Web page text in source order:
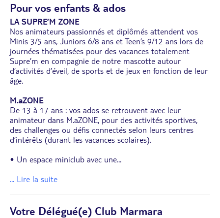
Pour vos enfants & ados
LA SUPRE’M ZONE
Nos animateurs passionnés et diplômés attendent vos
Minis 3/5 ans, Juniors 6/8 ans et Teen’s 9/12 ans lors de
journées thématisées pour des vacances totalement
Supre’m en compagnie de notre mascotte autour
d’activités d’éveil, de sports et de jeux en fonction de leur
âge.
M.aZONE
De 13 à 17 ans : vos ados se retrouvent avec leur
animateur dans M.aZONE, pour des activités sportives,
des challenges ou défis connectés selon leurs centres
d’intérêts (durant les vacances scolaires).
• Un espace miniclub avec une...
... Lire la suite
Votre Délégué(e) Club Marmara